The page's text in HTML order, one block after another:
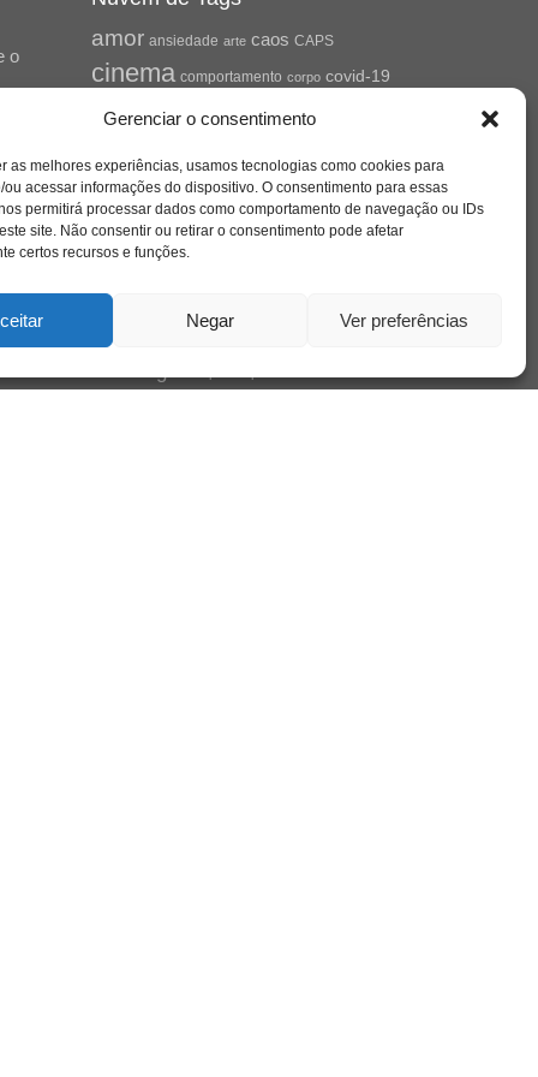
Gerenciar o consentimento
as melhores experiências, usamos tecnologias como cookies para
ou acessar informações do dispositivo. O consentimento para essas
permitirá processar dados como comportamento de navegação ou IDs
site. Não consentir ou retirar o consentimento pode afetar
certos recursos e funções.
Negar Ver preferências
o
amor ansiedade arte caos CAPS
cinema comportamento corpo covid-19
educação família
freud infância insight jung liberdade livro
loucura luto maternidade morte mulher
pandemia psicanálise
psicologia
saúde
sexualidade sociedade